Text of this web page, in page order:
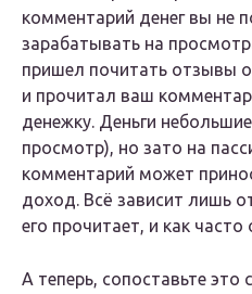
комментарий денег вы не
зарабатывать на
пришел почитать отзывы
и прочитал ваш
денежку. Деньги небольшие
просмотр), но зато на
комментарий может
доход. Всё зависит лишь
его прочитает, и как
А теперь, сопоставьте это